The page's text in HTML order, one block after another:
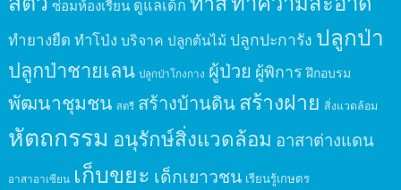
ซ่อมห้องเรียน ดูแลเด็ก
ทำยางยืด ทำโป่ง บริจาค ปลูกต้นไม้ ปลูกปะการัง ปลูกป่า
ปลูกป่าชายเลน ปลูกป่าโกงกาง ผู้ป่วย ผู้พิการ ฝึกอบรม
พัฒนาชุมชน สตรี สร้างบ้านดินสร้างฝาย สิ่งแวดล้อม
หัตถกรรม อนุรักษ์สิ่งแวดล้อม อาสาต่างแดน
อาสาอาเซียน เก็บขยะ เด็กเยาวชน เรียนรู้เกษตร